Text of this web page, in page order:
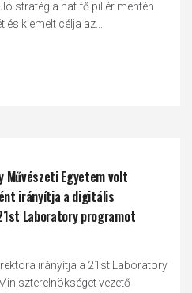
stratégia hat fő pillér mentén
kiemelt célja az...
Művészeti Egyetem volt
irányítja a digitális
Laboratory programot
irányítja a 21st Laboratory
vezető